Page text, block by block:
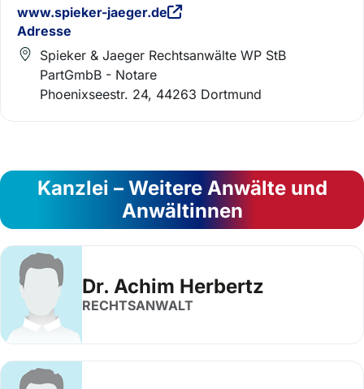
www.spieker-jaeger.de
Adresse
Spieker & Jaeger Rechtsanwälte WP StB
PartGmbB - Notare
Phoenixseestr. 24, 44263 Dortmund
Kanzlei – Weitere Anwälte und
Anwältinnen
Dr. Achim Herbertz
RECHTSANWALT